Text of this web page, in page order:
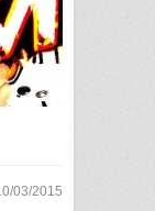
03/2015